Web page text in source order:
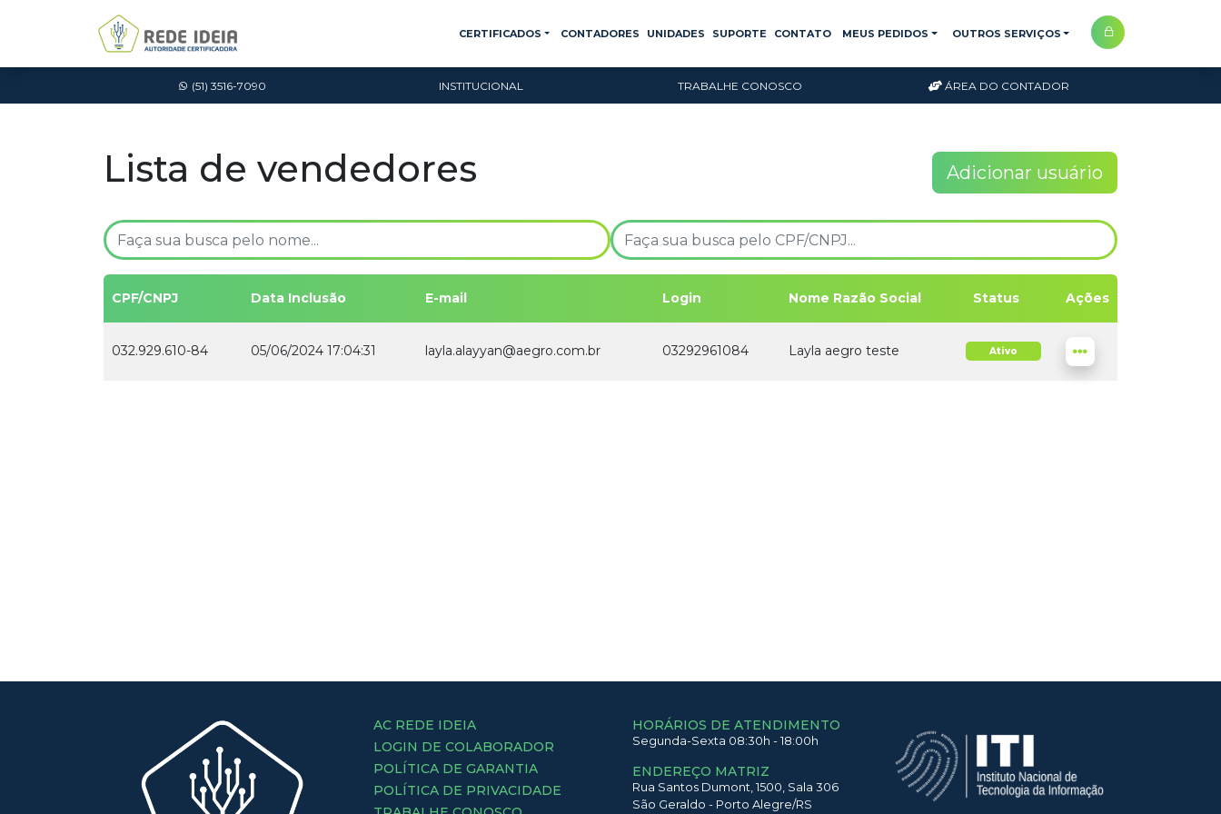
CERTIFICADOS CONTADORES UNIDADES SUPORTE CONTATO MEUS PEDIDOS OUTROS SERVIÇOS
(51) 3516-7090 INSTITUCIONAL TRABALHE CONOSCO ÁREA DO CONTADOR
Lista de vendedores Adicionar usuário
CPF/CNPJ Data Inclusão E-mail Login Nome Razão Social Status Ações
032.929.610-84 05/06/2024 17:04:31 layla.alayyan@aegro.com.br 03292961084 Layla aegro teste Ativo
AC REDE IDEIA
LOGIN DE COLABORADOR
POLÍTICA DE GARANTIA
POLÍTICA DE PRIVACIDADE
HORÁRIOS DE ATENDIMENTO
Segunda-Sexta 08:30h - 18:00h
ENDEREÇO MATRIZ
Rua Santos Dumont,1500, Sala 306
São Geraldo - Porto Alegre/RS